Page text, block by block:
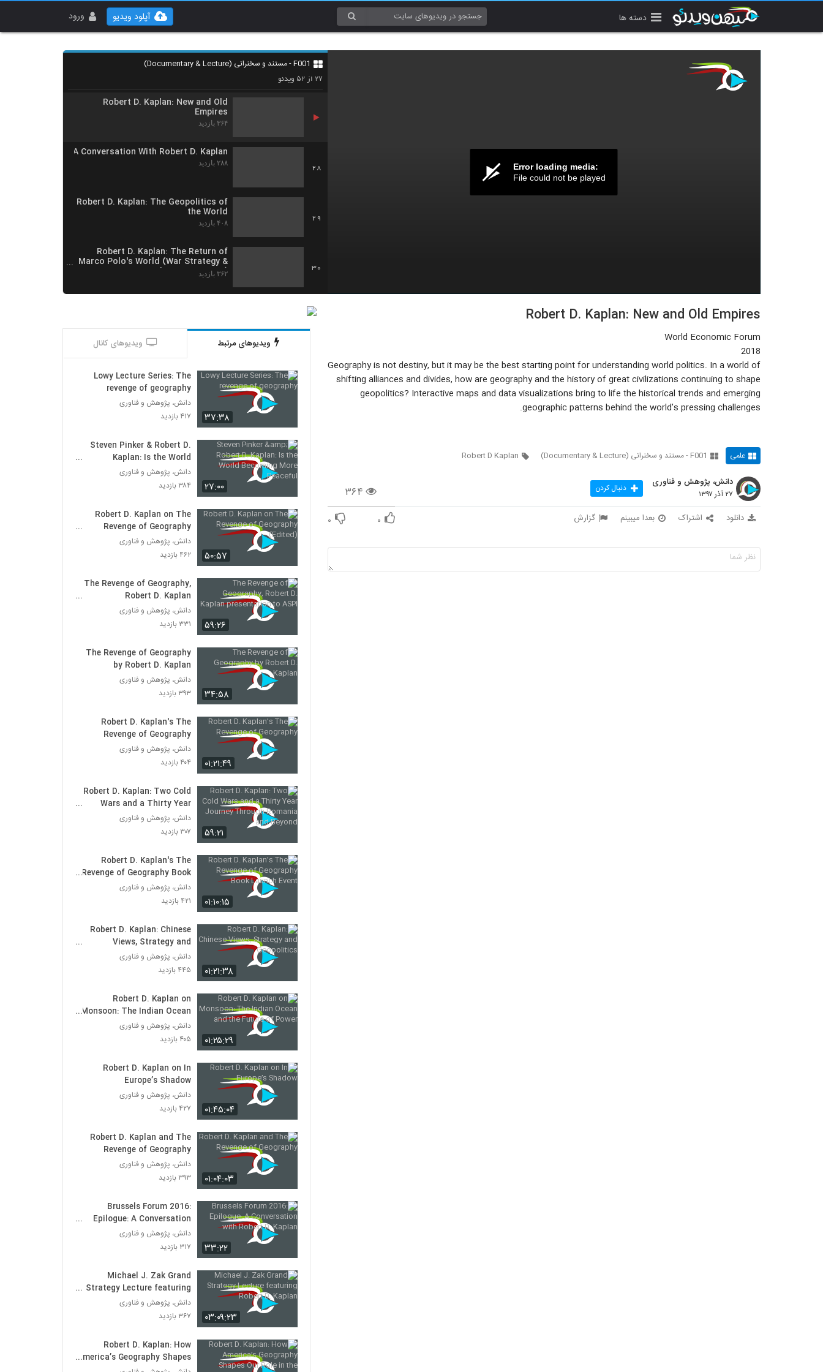
دسته ها ورود آپلود ویدیو
Error loading media:
File could not be played
F001 - مستند و سخنرانی (Documentary & Lecture)
۲۷ از ۵۲ ویدئو
Geography (Complete Version)
26
Robert D. Kaplan: Lessons from
Geography
Robert D. Kaplan: New and Old
Empires
۳۶۴ بازدید
28
A Conversation With Robert D. Kaplan
۲۸۸ بازدید
29
Robert D. Kaplan: The Geopolitics of
the World
۴۰۸ بازدید
30
Robert D. Kaplan: The Return of
Marco Polo's World (War Strategy &
U.S. Interests in the 21st Century)
۳۶۲ بازدید
31
Robert D. Kaplan: Keynote Address
Robert D. Kaplan: The Indian Ocean
and the Future of American Power
۴۴۳ بازدید
Geopolitics in the 21st Century with
Robert D. Kaplan
۳۸۵ بازدید
Robert D. Kaplan: The Return of
Marco Polo's World
Robert D. Kaplan: How America’s
Geography Shapes Our Role in the
World
۴۳۵ بازدید
Michael J. Zak Grand Strategy
Lecture featuring Robert D. Kaplan
۳۶۷ بازدید
Brussels Forum 2016: Epilogue: A
۳۱۷ بازدید
Robert D. Kaplan and The Revenge of
Geography
۳۹۳ بازدید
Robert D. Kaplan on In Europe’s
Shadow
Indian Ocean and the Future of Power
۴۰۵ بازدید
Robert D. Kaplan: Chinese Views,
Strategy and Geopolitics
Robert D. Kaplan's The Revenge of
Geography Book Launch Event
۴۲۱ بازدید
Robert D. Kaplan: Two Cold Wars and
a Thirty Year Journey Through
Romania and Beyond
۳۰۷ بازدید
Robert D. Kaplan's The Revenge of
Geography
۴۰۴ بازدید
The Revenge of Geography by Robert
D. Kaplan
۳۹۳ بازدید
The Revenge of Geography, Robert D.
Kaplan presentation to ASPI
۳۳۱ بازدید
Robert D. Kaplan on The Revenge of
Geography (Edited)
۴۶۲ بازدید
Steven Pinker & Robert D. Kaplan: Is
the World Becoming More Peaceful
۳۸۴ بازدید
Lowy Lecture Series: The revenge of
geography
۴۱۷ بازدید
Google and the World Brain
۳۹۲ بازدید
Robert D. Kaplan: New and Old Empires
World Economic Forum
2018
Geography is not destiny, but it may be the best starting point for understanding world politics. In a world of
shifting alliances and divides, how are geography and the history of great civilizations continuing to shape
geopolitics? Interactive maps and data visualizations bring to life the historical trends and emerging
geographic patterns behind the world's pressing challenges.
علمی F001 - مستند و سخنرانی (Documentary & Lecture) Robert D Kaplan
۳۶۴
دانش، پژوهش و فناوری
۲۷ آذر ۱۳۹۷ دنبال کردن
دانلود اشتراک بعدا میبینم گزارش ۰ ۰
ویدیوهای مرتبط ویدیوهای کانال
۳۷:۳۸
Lowy Lecture Series: The
revenge of geography
دانش، پژوهش و فناوری
۴۱۷ بازدید
۲۷:۰۰
Steven Pinker & Robert D.
Kaplan: Is the World
Becoming More Peaceful
دانش، پژوهش و فناوری
۳۸۴ بازدید
۵۰:۵۷
Robert D. Kaplan on The
Revenge of Geography
(Edited)
دانش، پژوهش و فناوری
۴۶۲ بازدید
۵۹:۲۶
The Revenge of Geography,
Robert D. Kaplan
presentation to ASPI
دانش، پژوهش و فناوری
۳۳۱ بازدید
۳۴:۵۸
The Revenge of Geography
by Robert D. Kaplan
دانش، پژوهش و فناوری
۳۹۳ بازدید
۰۱:۲۱:۴۹
Robert D. Kaplan's The
Revenge of Geography
دانش، پژوهش و فناوری
۴۰۴ بازدید
۵۹:۲۱
Robert D. Kaplan: Two Cold
Wars and a Thirty Year
Journey Through Romania
and Beyond
دانش، پژوهش و فناوری
۳۰۷ بازدید
۰۱:۱۰:۱۵
Robert D. Kaplan's The
Revenge of Geography Book
Launch Event
دانش، پژوهش و فناوری
۴۲۱ بازدید
۰۱:۲۱:۳۸
Robert D. Kaplan: Chinese
Views, Strategy and
Geopolitics
دانش، پژوهش و فناوری
۴۴۵ بازدید
۰۱:۲۵:۲۹
Robert D. Kaplan on
Monsoon: The Indian Ocean
and the Future of Power
دانش، پژوهش و فناوری
۴۰۵ بازدید
۰۱:۴۵:۰۴
Robert D. Kaplan on In
Europe’s Shadow
دانش، پژوهش و فناوری
۴۲۷ بازدید
۰۱:۰۴:۰۳
Robert D. Kaplan and The
Revenge of Geography
دانش، پژوهش و فناوری
۳۹۳ بازدید
۳۳:۲۲
Brussels Forum 2016:
Epilogue: A Conversation
with Robert D. Kaplan
دانش، پژوهش و فناوری
۳۱۷ بازدید
۰۳:۰۹:۲۳
Michael J. Zak Grand
Strategy Lecture featuring
Robert D. Kaplan
دانش، پژوهش و فناوری
۳۶۷ بازدید
Robert D. Kaplan: How
America’s Geography Shapes